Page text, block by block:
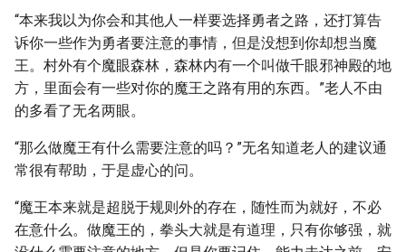
“本来我以为你会和其他人一样要选择勇者之路，还打算告
诉你一些作为勇者要注意的事情，但是没想到你却想当魔
王。村外有个魔眼森林，森林内有一个叫做千眼邪神殿的地
方，里面会有一些对你的魔王之路有用的东西。”老人不由
的多看了无名两眼。
“那么做魔王有什么需要注意的吗？”无名知道老人的建议通
常很有帮助，于是虚心的问。
“魔王本来就是超脱于规则外的存在，随性而为就好，不必
在意什么。做魔王的，拳头大就是有道理，只有你够强，就